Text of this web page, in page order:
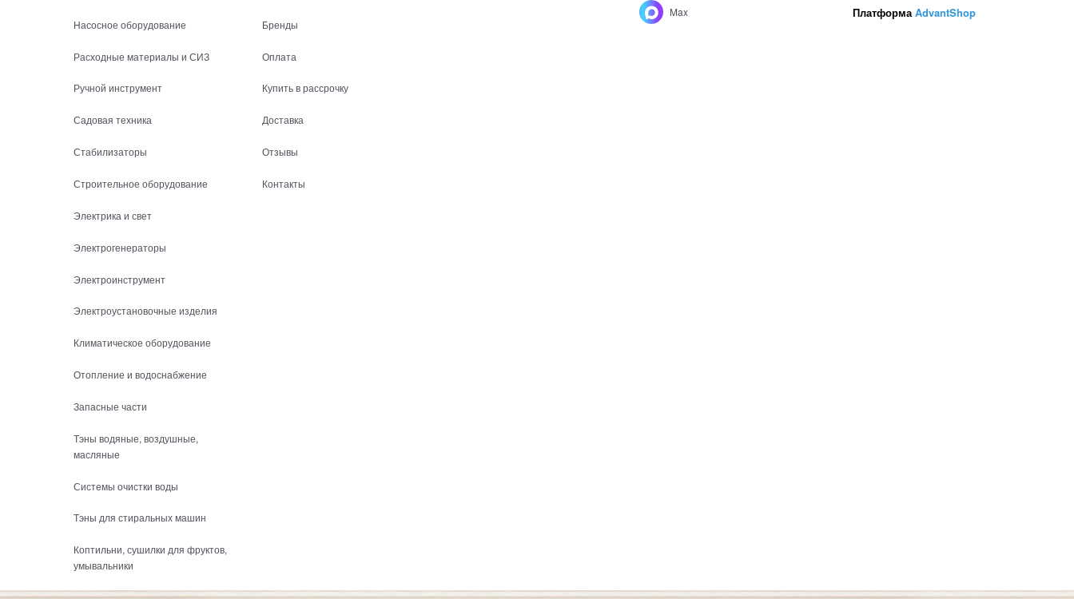
Насосное оборудование
Расходные материалы и СИЗ
Ручной инструмент
Садовая техника
Стабилизаторы
Строительное оборудование
Электрика и свет
Электрогенераторы
Электроинструмент
Электроустановочные изделия
Климатическое оборудование
Отопление и водоснабжение
Запасные части
Тэны водяные, воздушные,
масляные
Системы очистки воды
Тэны для стиральных машин
Коптильни, сушилки для фруктов,
умывальники
Бренды
Оплата
Купить в рассрочку
Доставка
Отзывы
Контакты
Max ПлатформаAdvantShop